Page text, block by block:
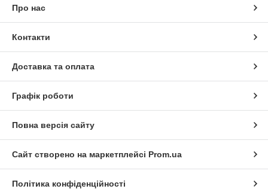
Про нас
Контакти
Доставка та оплата
Графік роботи
Повна версія сайту
Сайт створено на маркетплейсі Prom.ua
Політика конфіденційності